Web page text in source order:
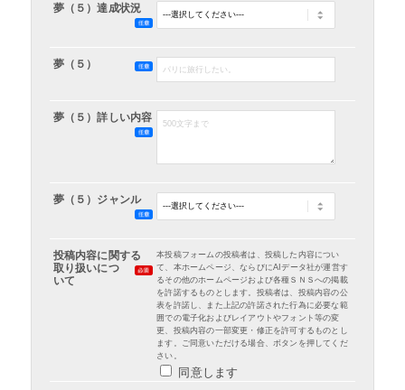
夢（５）達成状況
夢（５）
夢（５）詳しい内容
夢（５）ジャンル
投稿内容に関する
取り扱いにつ
いて
本投稿フォームの投稿者は、投稿した内容につい
て、本ホームページ、ならびにAIデータ社が運営す
るその他のホームページおよび各種ＳＮＳへの掲載
を許諾するものとします。投稿者は、投稿内容の公
表を許諾し、また上記の許諾された行為に必要な範
囲での電子化およびレイアウトやフォント等の変
更、投稿内容の一部変更・修正を許可するものとし
ます。ご同意いただける場合、ボタンを押してくだ
さい。
同意します